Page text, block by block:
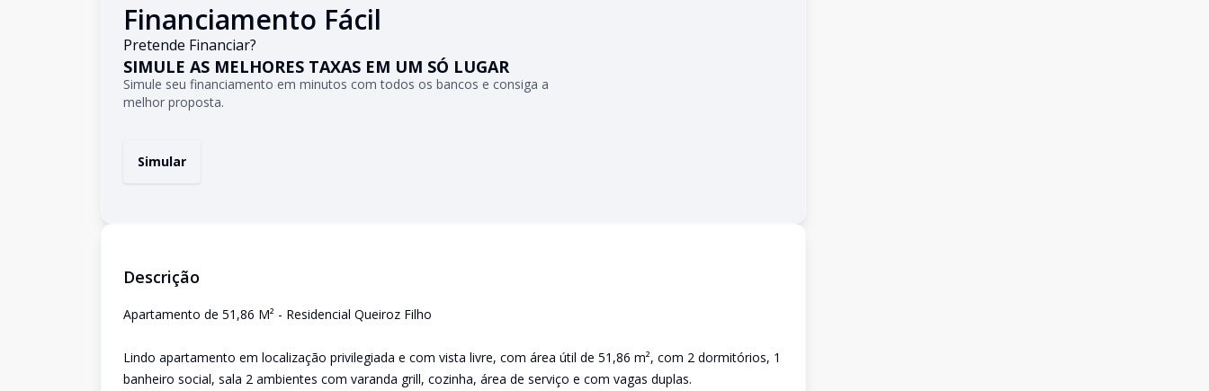
Financiamento Fácil
Pretende Financiar?
SIMULE AS MELHORES TAXAS EM UM SÓ LUGAR
Simule seu financiamento em minutos com todos os bancos e consiga a
melhor proposta.
Simular
Descrição
Apartamento de 51,86 M² - Residencial Queiroz Filho
Lindo apartamento em localização privilegiada e com vista livre, com área útil de 51,86 m², com 2 dormitórios, 1
banheiro social, sala 2 ambientes com varanda grill, cozinha, área de serviço e com vagas duplas.